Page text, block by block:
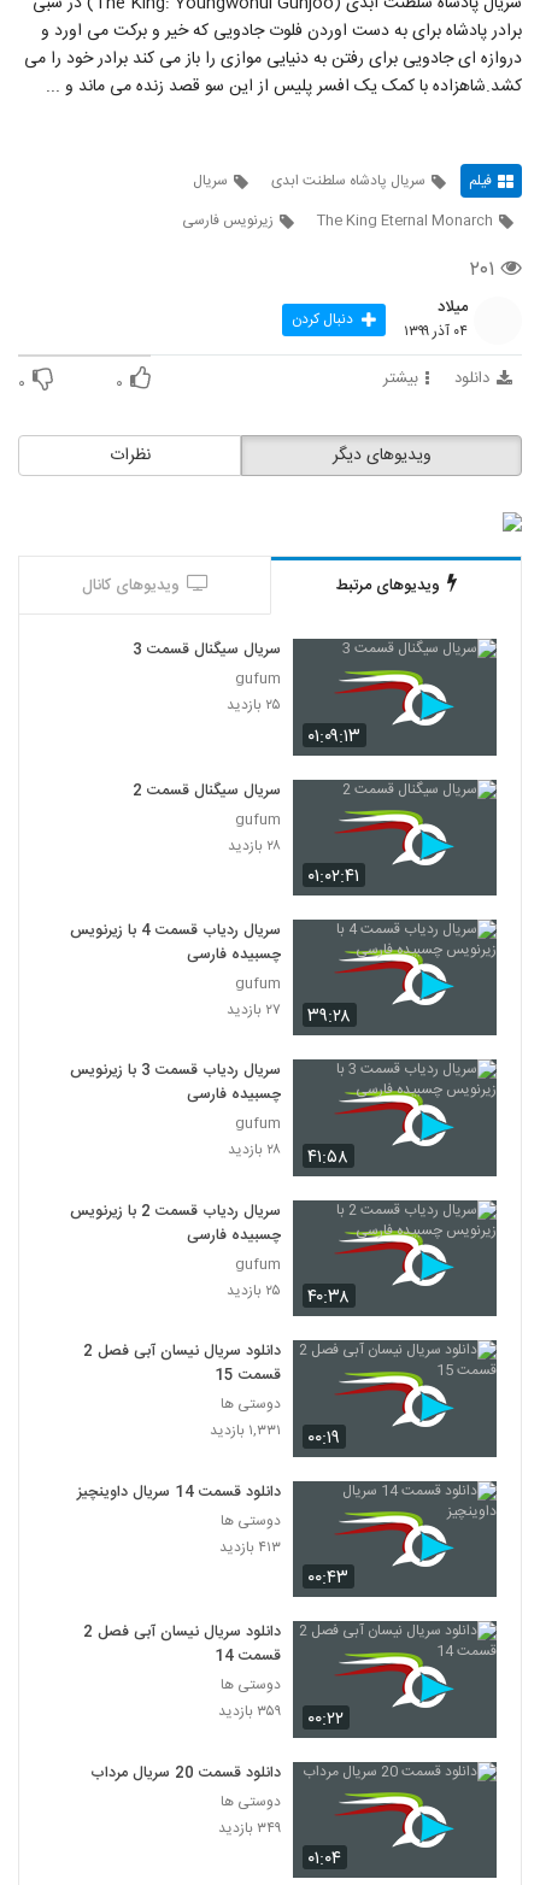
برادر پادشاه برای به دست اوردن فلوت جادویی که خیر و برکت می اورد و
دروازه ای جادویی برای رفتن به دنیایی موازی را باز می کند برادر خود را می
کشد.شاهزاده با کمک یک افسر پلیس از این سو قصد زنده می ماند و ...
فیلم سریال پادشاه سلطنت ابدی
سریال
The King Eternal Monarch
زیرنویس فارسی
۲۰۱
میلاد
۰۴ آذر ۱۳۹۹ دنبال کردن
دانلود بیشتر ۰ ۰
نظرات ویدیوهای دیگر
ویدیوهای مرتبط ویدیوهای کانال
۰۱:۰۹:۱۳
سریال سیگنال قسمت 3
gufum
۲۵ بازدید
۰۱:۰۲:۴۱
سریال سیگنال قسمت 2
gufum
۲۸ بازدید
۳۹:۲۸
سریال ردیاب قسمت 4 با زیرنویس
چسبیده فارسی
gufum
۲۷ بازدید
۴۱:۵۸
سریال ردیاب قسمت 3 با زیرنویس
چسبیده فارسی
gufum
۲۸ بازدید
۴۰:۳۸
سریال ردیاب قسمت 2 با زیرنویس
چسبیده فارسی
gufum
۲۵ بازدید
۰۰:۱۹
دانلود سریال نیسان آبی فصل 2
قسمت 15
دوستی ها
۱,۳۳۱ بازدید
۰۰:۴۳
دانلود قسمت 14 سریال داوینچیز
دوستی ها
۴۱۳ بازدید
۰۰:۲۲
دانلود سریال نیسان آبی فصل 2
قسمت 14
دوستی ها
۳۵۹ بازدید
۰۱:۰۴
دانلود قسمت 20 سریال مرداب
دوستی ها
۳۴۹ بازدید